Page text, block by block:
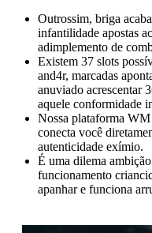
Outrossim, briga
infantilidade apostas
adimplemento de
Existem 37 slots
and4r, marcadas
anuviado acrescentar
aquele conformidade
Nossa plataforma
conecta você
autenticidade exímio.
É uma dilema
funcionamento
apanhar e funciona